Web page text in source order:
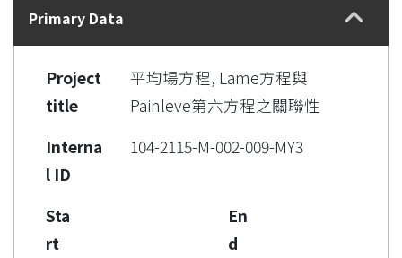
Primary Data
Project
title
平均場方程, Lame方程與
Painleve第六方程之關聯性
Interna
l ID
104-2115-M-002-009-MY3
Sta
rt
En
d